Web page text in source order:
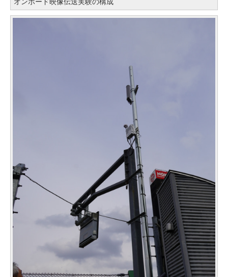
オンボード映像伝送実験の構成